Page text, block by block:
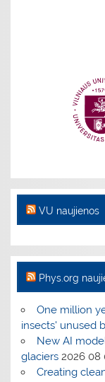
VU naujienos
Phys.org
One million
insects' unused
New AI
glaciers 2026 08
Creating